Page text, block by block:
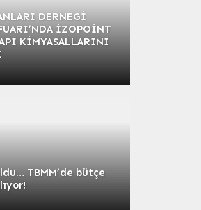
DERNEGİ
İZOPOİNT
KİMYASALLARINI
TBMM’de bütçe